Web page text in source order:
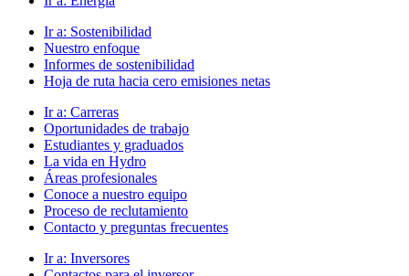
Ir a: Sostenibilidad
Nuestro enfoque
Informes de sostenibilidad
Hoja de ruta hacia cero emisiones netas
Ir a: Carreras
Oportunidades de trabajo
Estudiantes y graduados
La vida en Hydro
Áreas profesionales
Conoce a nuestro equipo
Proceso de reclutamiento
Contacto y preguntas frecuentes
Ir a: Inversores